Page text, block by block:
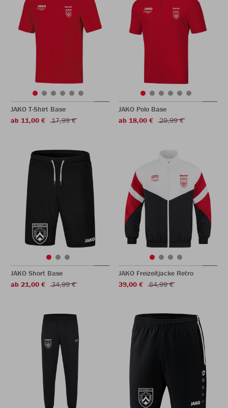
JAKO T-Shirt Base
ab 11,00 €
17,99 €
JAKO Polo Base
ab 18,00 €
29,99 €
JAKO Short Base
ab 21,00 €
34,99 €
JAKO Freizeitjacke Retro
39,00 €
64,99 €